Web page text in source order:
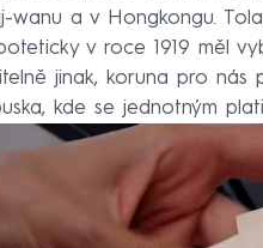
wanu a v Hongkongu.
v roce 1919 měl
jinak, koruna pro nás
kde se jednotným